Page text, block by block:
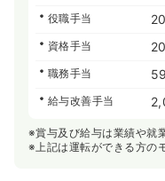
役職手当
資格手当
職務手当
給与改善手当
※賞与及び給与は業績や就
※上記は運転ができる方の